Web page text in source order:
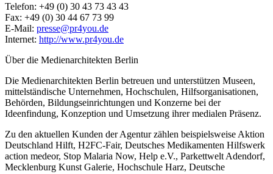
Telefon: +49 (0) 30 43 73 43 43
Fax: +49 (0) 30 44 67 73 99
E-Mail: presse@pr4you.de
Internet: http://www.pr4you.de
Über die Medienarchitekten Berlin
Die Medienarchitekten Berlin betreuen und unterstützen Museen,
mittelständische Unternehmen, Hochschulen, Hilfsorganisationen,
Behörden, Bildungseinrichtungen und Konzerne bei der
Ideenfindung, Konzeption und Umsetzung ihrer medialen Präsenz.
Zu den aktuellen Kunden der Agentur zählen beispielsweise Aktion
Deutschland Hilft, H2FC-Fair, Deutsches Medikamenten Hilfswerk
action medeor, Stop Malaria Now, Help e.V., Parkettwelt Adendorf,
Mecklenburg Kunst Galerie, Hochschule Harz, Deutsche